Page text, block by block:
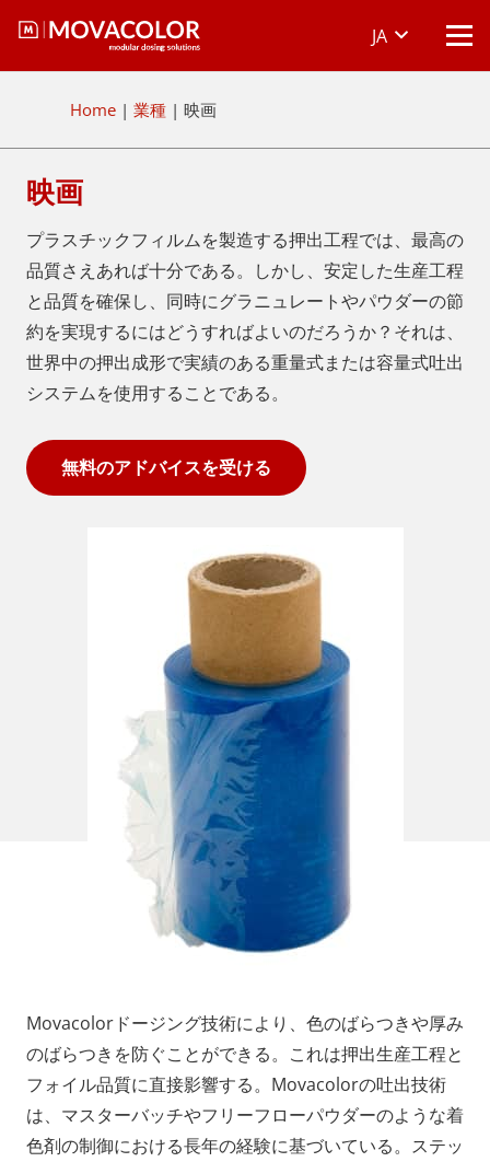
JA
Home | 業種 | 映画
映画
プラスチックフィルムを製造する押出工程では、最高の
品質さえあれば十分である。しかし、安定した生産工程
と品質を確保し、同時にグラニュレートやパウダーの節
約を実現するにはどうすればよいのだろうか？それは、
世界中の押出成形で実績のある重量式または容量式吐出
システムを使用することである。
無料のアドバイスを受ける
Movacolorドージング技術により、色のばらつきや厚み
のばらつきを防ぐことができる。これは押出生産工程と
フォイル品質に直接影響する。Movacolorの吐出技術
は、マスターバッチやフリーフローパウダーのような着
色剤の制御における長年の経験に基づいている。ステッ